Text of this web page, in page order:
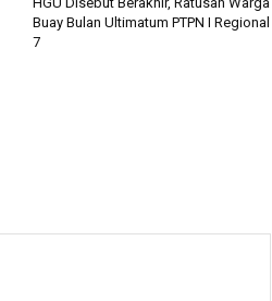
Buay Bulan Ultimatum PTPN I Regional
7